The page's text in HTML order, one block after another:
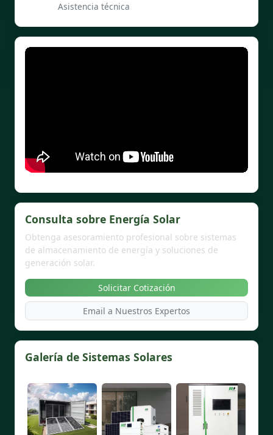
Asistencia técnica
Consulta sobre Energía Solar
Obtenga asesoramiento profesional sobre sistemas
de almacenamiento de energía y soluciones de
generación solar.
Solicitar Cotización
Email a Nuestros Expertos
Galería de Sistemas Solares